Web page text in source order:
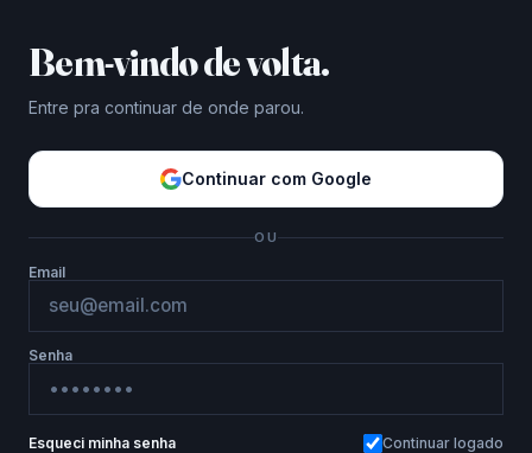
Bem-vindo de volta.
Entre pra continuar de onde parou.
Continuar com Google
OU
Email
Senha
Esqueci minha senha Continuar logado